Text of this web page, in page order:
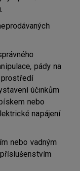
pády na
prostředí
účinkům
nebo
napájení
nebo vadným